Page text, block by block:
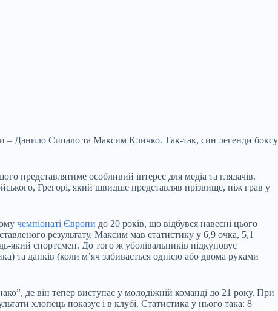
– Данило Сипало та Максим Кличко. Так-так, син легенди боксу
представлятиме особливий інтерес для медіа та глядачів.
Грегорі, який швидше представляв прізвище, ніж грав у
чемпіонаті Європи до 20 років, що відбувся навесні цього
результату. Максим мав статистику у 6,9 очка, 5,1
який спортсмен. До того ж уболівальників підкуповує
та данків (коли м’яч забивається однією або двома руками
де він тепер виступає у молодіжній команді до 21 року. При
хлопець показує і в клубі. Статистика у нього така: 8